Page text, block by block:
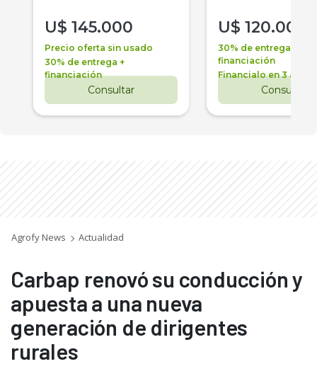
U$ 145.000
Precio oferta sin usado
30% de entrega +
financiación
Consultar
U$ 120.000
30% de entrega +
financiación
Financialo en 3 años
Consultar
Agrofy News Actualidad
Carbap renovó su conducción y
apuesta a una nueva
generación de dirigentes
rurales